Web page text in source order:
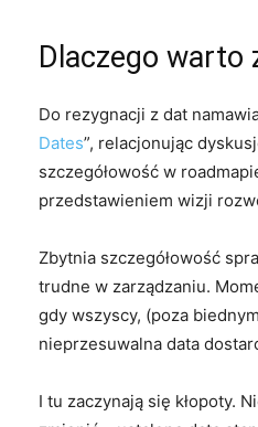
Dlaczego warto
Do rezygnacji z dat
Dates”, relacjonując
szczegółowość w
przedstawieniem wizji
Zbytnia szczegółowość
trudne w zarządzaniu.
gdy wszyscy, (poza
nieprzesuwalna data
I tu zaczynają się kłopoty.